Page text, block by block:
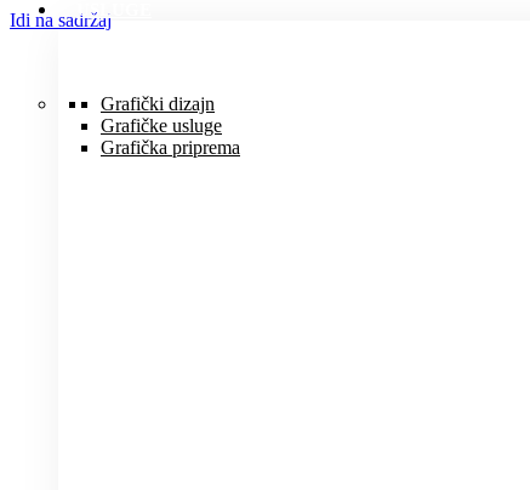
Idi na sadržajUSLUGE
Grafički dizajn
Grafičke usluge
Grafička priprema